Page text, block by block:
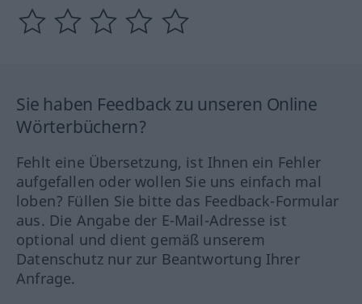
Sie haben Feedback zu unseren Online
Wörterbüchern?
Fehlt eine Übersetzung, ist Ihnen ein Fehler
aufgefallen oder wollen Sie uns einfach mal
loben? Füllen Sie bitte das Feedback-Formular
aus. Die Angabe der E-Mail-Adresse ist
optional und dient gemäß unserem
Datenschutz nur zur Beantwortung Ihrer
Anfrage.